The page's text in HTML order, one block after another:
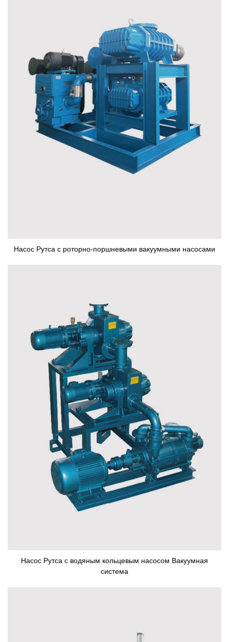
Насос Рутса с роторно-поршневыми вакуумными насосами
Насос Рутса с водяным кольцевым насосом Вакуумная
система